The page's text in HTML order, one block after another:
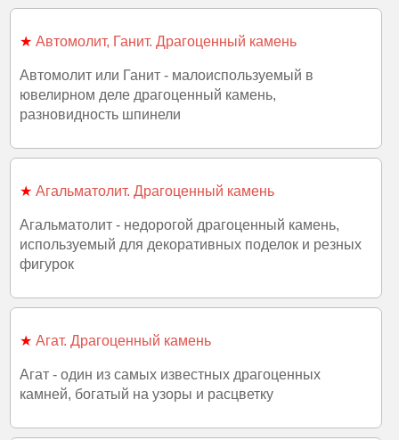
★ Автомолит, Ганит. Драгоценный камень
Автомолит или Ганит - малоиспользуемый в
ювелирном деле драгоценный камень,
разновидность шпинели
★ Агальматолит. Драгоценный камень
Агальматолит - недорогой драгоценный камень,
используемый для декоративных поделок и резных
фигурок
★ Агат. Драгоценный камень
Агат - один из самых известных драгоценных
камней, богатый на узоры и расцветку